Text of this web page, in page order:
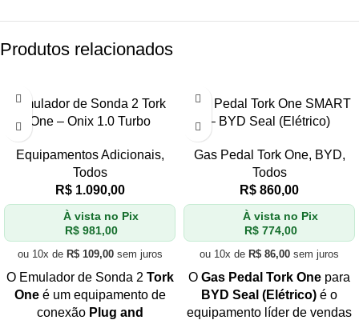
Produtos relacionados
Emulador de Sonda 2 Tork
One – Onix 1.0 Turbo
Equipamentos Adicionais,
Todos
R$1.090,00
À vista no Pix
R$ 981,00
ou 10x de R$109,00sem juros
O Emulador de Sonda 2 Tork
One é um equipamento de
conexão Plug and
Gas Pedal Tork One SMART
– BYD Seal (Elétrico)
Gas Pedal Tork One, BYD,
Todos
R$ 860,00
À vista no Pix
R$ 774,00
ou 10x de R$ 86,00 sem juros
O Gas Pedal Tork One para
BYD Seal (Elétrico) é o
equipamento líder de vendas